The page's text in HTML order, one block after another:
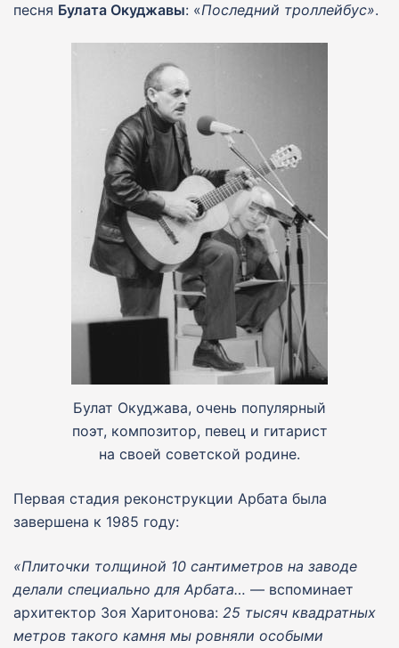
песня Булата Окуджавы: «Последний троллейбус».
Булат Окуджава, очень популярный
поэт, композитор, певец и гитарист
на своей советской родине.
Первая стадия реконструкции Арбата была
завершена к 1985 году:
«Плиточки толщиной 10 сантиметров на заводе
делали специально для Арбата… — вспоминает
архитектор Зоя Харитонова: 25 тысяч квадратных
метров такого камня мы ровняли особыми